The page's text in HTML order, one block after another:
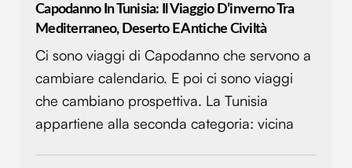
Capodanno In Tunisia: Il Viaggio D’inverno Tra
Mediterraneo, Deserto E Antiche Civiltà
Ci sono viaggi di Capodanno che servono a
cambiare calendario. E poi ci sono viaggi
che cambiano prospettiva. La Tunisia
appartiene alla seconda categoria: vicina